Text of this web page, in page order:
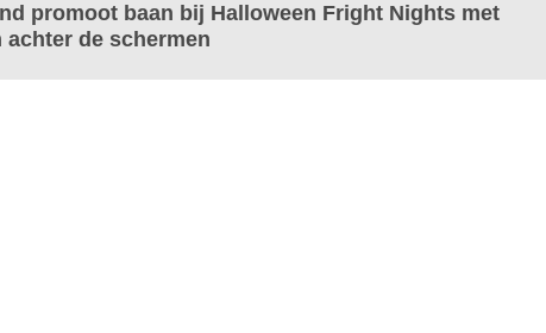
promoot baan bij Halloween Fright Nights met
achter de schermen